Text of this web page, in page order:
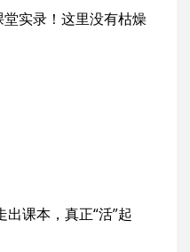
实录！这里没有枯燥
课本，真正“活”起